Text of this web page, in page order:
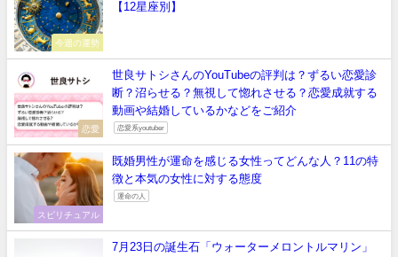
今週の運勢
【12星座別】
恋愛
世良サトシさんのYouTubeの評判は？ずるい恋愛診
断？沼らせる？無視して惚れさせる？恋愛成就する
動画や結婚しているかなどをご紹介
恋愛系youtuber
スピリチュアル
既婚男性が運命を感じる女性ってどんな人？11の特
徴と本気の女性に対する態度
運命の人
7月23日の誕生石「ウォーターメロントルマリン」